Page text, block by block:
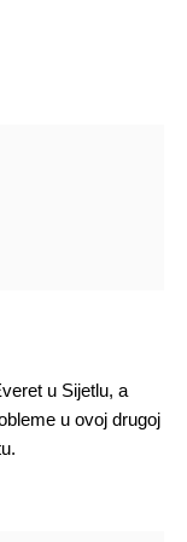
u Sijetlu, a
u ovoj drugoj